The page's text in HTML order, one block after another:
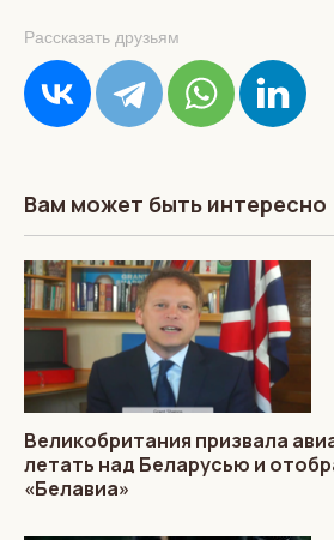
Рассказать друзьям
Вам может быть интересно
Великобритания призвала
летать над Беларусью и
«Белавиа»